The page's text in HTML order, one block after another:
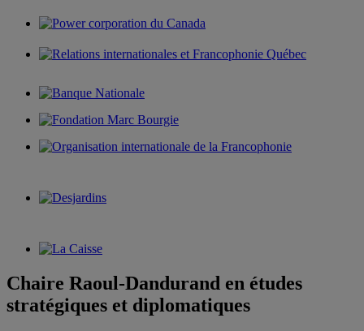
Chaire Raoul-Dandurand en études
stratégiques et diplomatiques